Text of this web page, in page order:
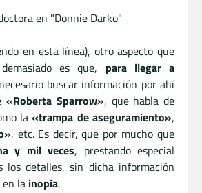
en esta línea), otro aspecto que
es que, para llegar a
buscar información por ahí
«Roberta Sparrow», que habla de
la«trampa de aseguramiento»,
, etc. Es decir, que por mucho que
y mil veces, prestando especial
los detalles, sin dicha información
la inopia.